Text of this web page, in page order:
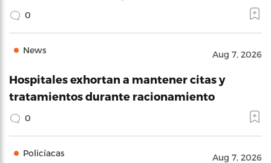
0
News Aug 7, 2026
Hospitales exhortan a mantener citas y
tratamientos durante racionamiento
0
Policíacas Aug 7, 2026